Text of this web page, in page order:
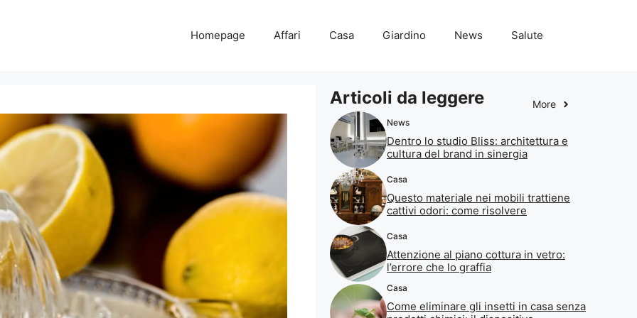
Homepage Affari Casa Giardino News Salute
Articoli da leggere More
News
Dentro lo studio Bliss: architettura e
cultura del brand in sinergia
Casa
Questo materiale nei mobili trattiene
cattivi odori: come risolvere
Casa
Attenzione al piano cottura in vetro:
l’errore che lo graffia
Casa
Come eliminare gli insetti in casa senza